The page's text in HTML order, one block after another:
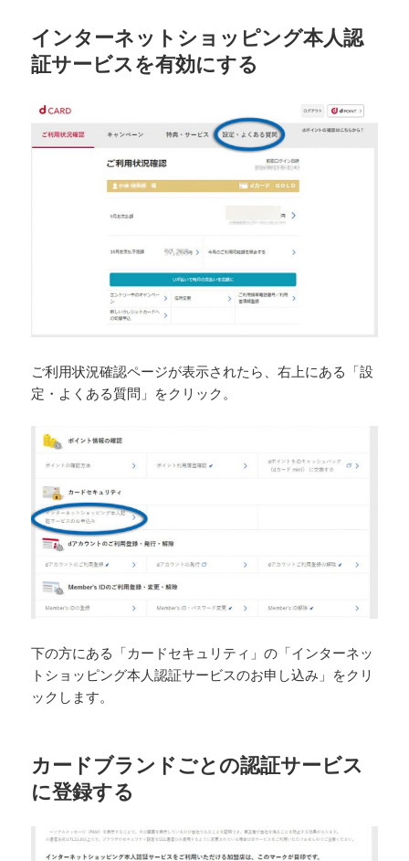
インターネットショッピング本人認
証サービスを有効にする
ご利用状況確認ページが表示されたら、右上にある「設
定・よくある質問」をクリック。
下の方にある「カードセキュリティ」の「インターネッ
トショッピング本人認証サービスのお申し込み」をクリ
ックします。
カードブランドごとの認証サービス
に登録する